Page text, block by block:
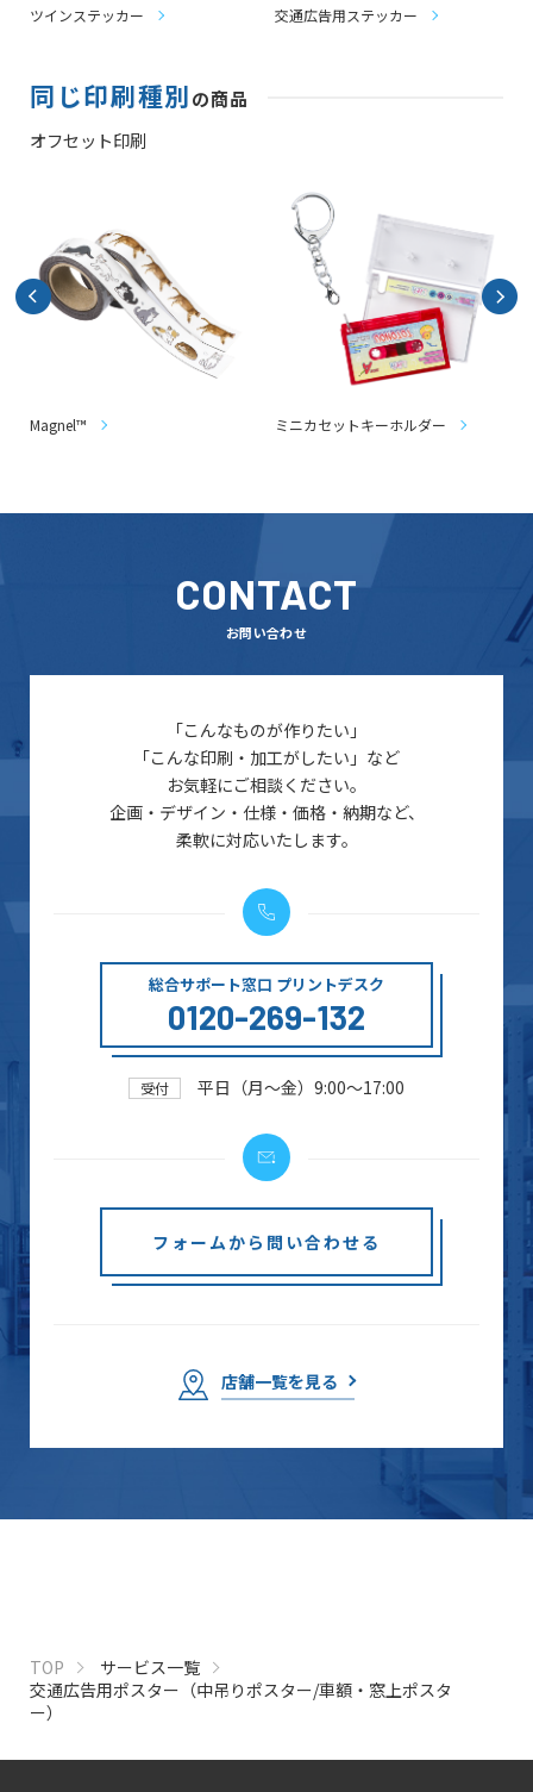
ツインステッカー 交通広告用ステッカー
同じ印刷種別の商品
オフセット印刷
Magnel™ ミニカセットキーホルダー
CONTACT
お問い合わせ
「こんなものが作りたい」
「こんな印刷・加工がしたい」など
お気軽にご相談ください。
企画・デザイン・仕様・価格・納期など、
柔軟に対応いたします。
総合サポート窓口 プリントデスク
0120-269-132
受付 平日（月～金）9:00～17:00
フォームから問い合わせる
店舗一覧を見る
TOP
サービス一覧
交通広告用ポスター（中吊りポスター/車額・窓上ポスタ
ー）